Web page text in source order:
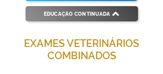
EDUCAÇÃO CONTINUADA
EXAMES VETERINÁRIOS
COMBINADOS